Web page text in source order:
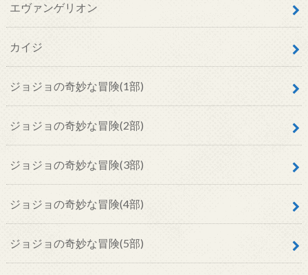
エヴァンゲリオン
カイジ
ジョジョの奇妙な冒険(1部)
ジョジョの奇妙な冒険(2部)
ジョジョの奇妙な冒険(3部)
ジョジョの奇妙な冒険(4部)
ジョジョの奇妙な冒険(5部)